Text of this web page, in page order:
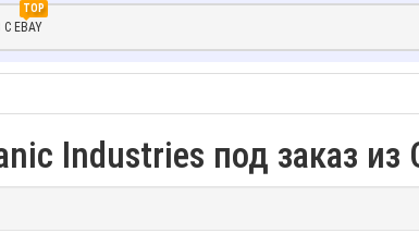
TOP
EBAY
Industries под заказ